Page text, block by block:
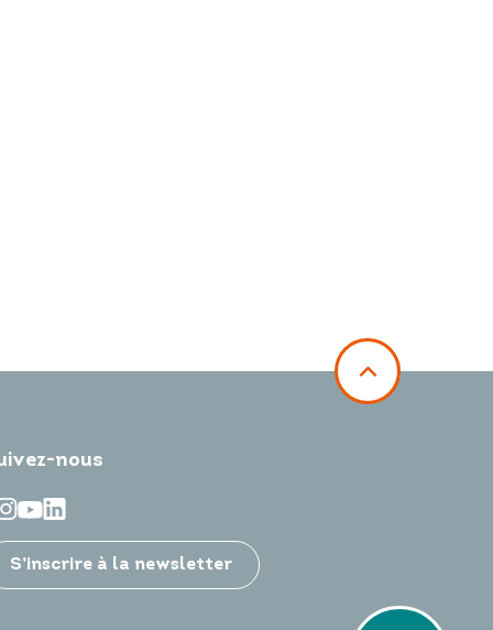
nous
S’inscrire à la newsletter